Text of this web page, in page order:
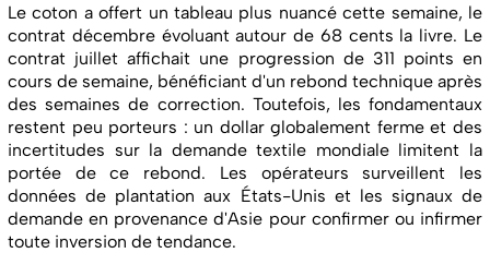
Le coton a offert un tableau plus nuancé cette semaine, le
contrat décembre évoluant autour de 68 cents la livre. Le
contrat juillet affichait une progression de 311 points en
cours de semaine, bénéficiant d'un rebond technique après
des semaines de correction. Toutefois, les fondamentaux
restent peu porteurs : un dollar globalement ferme et des
incertitudes sur la demande textile mondiale limitent la
portée de ce rebond. Les opérateurs surveillent les
données de plantation aux États-Unis et les signaux de
demande en provenance d'Asie pour confirmer ou infirmer
toute inversion de tendance.